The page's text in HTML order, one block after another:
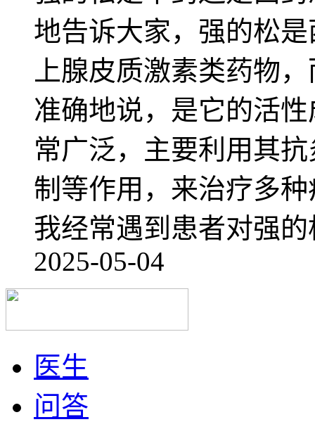
地告诉大家，强的松
上腺皮质激素类药物
准确地说，是它的活
常广泛，主要利用其
制等作用，来治疗多
我经常遇到患者对强
2025-05-04
医生
问答